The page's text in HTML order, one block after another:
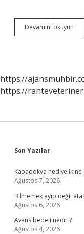
Devamını okuyun
https://
https://
Sidebar
Son Yazılar
Kapadokya hediyelik ne
Ağustos 7, 2026
Bilmemek ayıp değil
Ağustos 6, 2026
Avans bedeli nedir ?
Ağustos 4, 2026